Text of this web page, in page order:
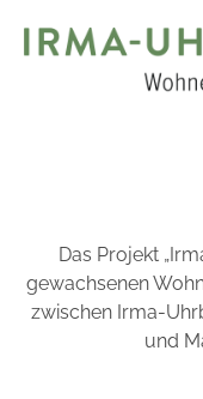
Das Projekt
gewachsenen
zwischen Irma-
und